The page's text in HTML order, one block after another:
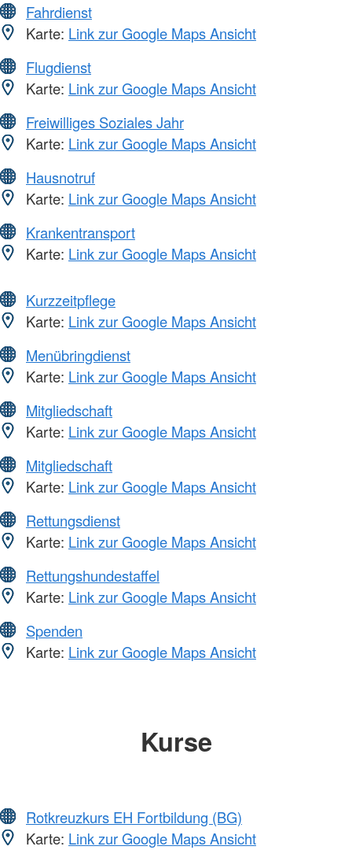
Fahrdienst
Karte: Link zur Google Maps Ansicht
Flugdienst
Karte: Link zur Google Maps Ansicht
Freiwilliges Soziales Jahr
Karte: Link zur Google Maps Ansicht
Hausnotruf
Karte: Link zur Google Maps Ansicht
Krankentransport
Karte: Link zur Google Maps Ansicht
Kurzzeitpflege
Karte: Link zur Google Maps Ansicht
Menübringdienst
Karte: Link zur Google Maps Ansicht
Mitgliedschaft
Karte: Link zur Google Maps Ansicht
Mitgliedschaft
Karte: Link zur Google Maps Ansicht
Rettungsdienst
Karte: Link zur Google Maps Ansicht
Rettungshundestaffel
Karte: Link zur Google Maps Ansicht
Spenden
Karte: Link zur Google Maps Ansicht
Kurse
Rotkreuzkurs EH Fortbildung (BG)
Karte: Link zur Google Maps Ansicht